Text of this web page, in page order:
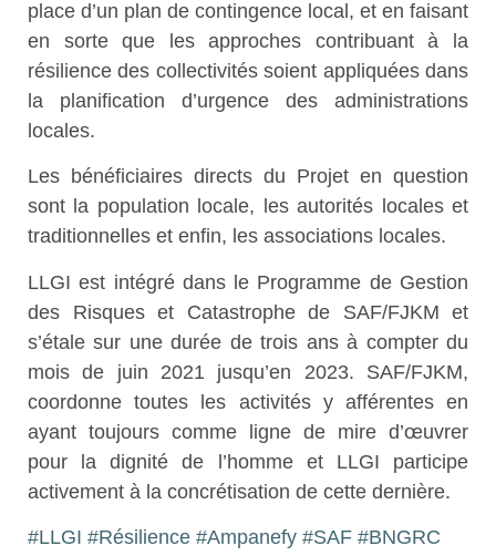
place d’un plan de contingence local, et en faisant
en sorte que les approches contribuant à la
résilience des collectivités soient appliquées dans
la planification d’urgence des administrations
locales.
Les bénéficiaires directs du Projet en question
sont la population locale, les autorités locales et
traditionnelles et enfin, les associations locales.
LLGI est intégré dans le Programme de Gestion
des Risques et Catastrophe de SAF/FJKM et
s’étale sur une durée de trois ans à compter du
mois de juin 2021 jusqu’en 2023. SAF/FJKM,
coordonne toutes les activités y afférentes en
ayant toujours comme ligne de mire d’œuvrer
pour la dignité de l’homme et LLGI participe
activement à la concrétisation de cette dernière.
#LLGI #Résilience #Ampanefy #SAF #BNGRC